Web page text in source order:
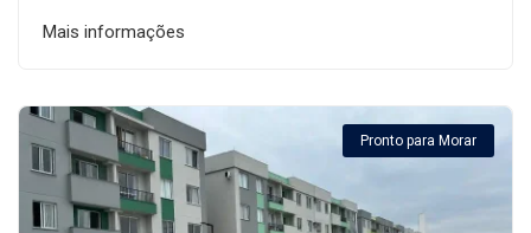
Mais informações
Pronto para Morar